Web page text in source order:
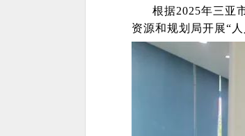
根据2025年三亚
资源和规划局开展“